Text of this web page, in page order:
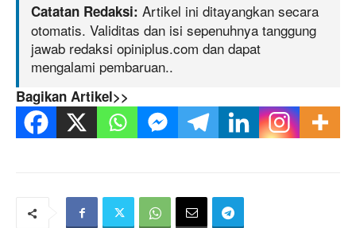
Catatan Redaksi: Artikel ini ditayangkan secara
otomatis. Validitas dan isi sepenuhnya tanggung
jawab redaksi opiniplus.com dan dapat
mengalami pembaruan..
Bagikan Artikel>>